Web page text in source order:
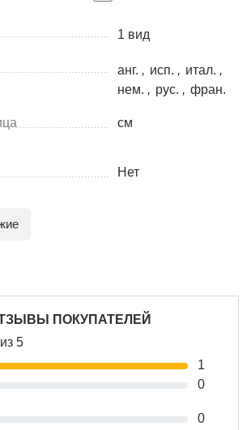
1 вид
анг. , исп. , итал. ,
нем. , рус. , фран.
см
Нет
ПОКУПАТЕЛЕЙ
5
1
0
0